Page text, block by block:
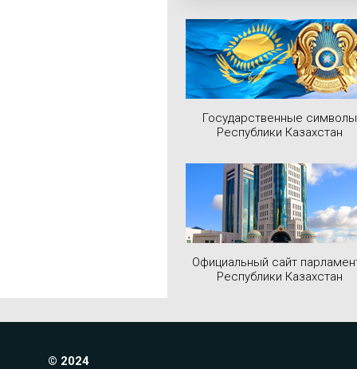
Государственные символы
Республики Казахстан
Официальный сайт
Республики Казахстан
© 2024